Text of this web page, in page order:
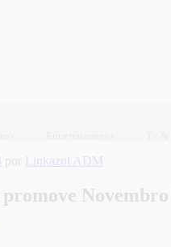
por Linkazul ADM